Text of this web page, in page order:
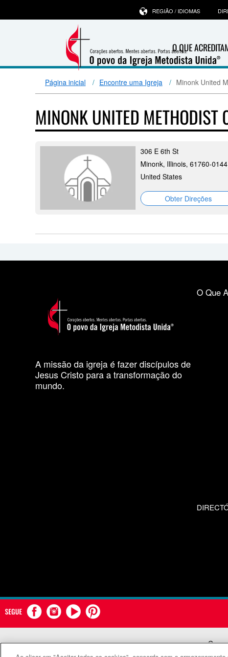
O QUE
REGIÃO / IDIOMAS
Página inicial Encontre uma Igreja Minonk United
MINONK UNITED METHODIST
306 E 6th St
Minonk, Illinois, 61760-0144
United States
Obter Direções
A missão da igreja é fazer discípulos de
Jesus Cristo para a transformação do
mundo.
O Que
SEGUE